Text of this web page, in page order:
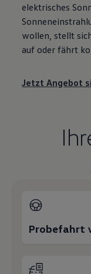
elektrisches
wollen, stellt
auf oder fährt
Jetzt Angebot
Probefahrt